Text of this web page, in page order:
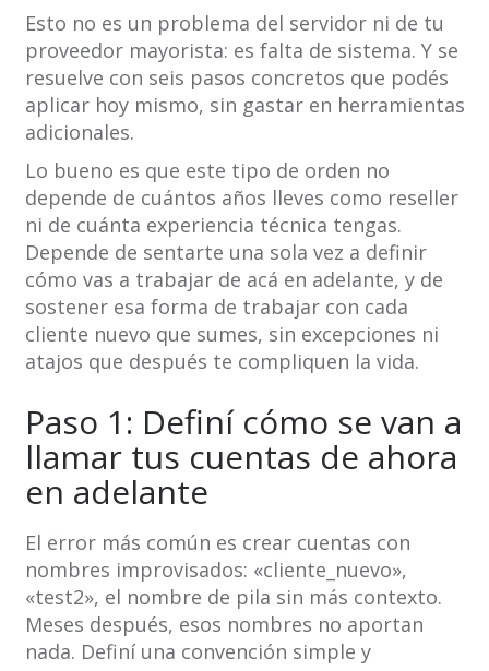
Esto no es un problema del servidor ni de tu
proveedor mayorista: es falta de sistema. Y se
resuelve con seis pasos concretos que podés
aplicar hoy mismo, sin gastar en herramientas
adicionales.
Lo bueno es que este tipo de orden no
depende de cuántos años lleves como reseller
ni de cuánta experiencia técnica tengas.
Depende de sentarte una sola vez a definir
cómo vas a trabajar de acá en adelante, y de
sostener esa forma de trabajar con cada
cliente nuevo que sumes, sin excepciones ni
atajos que después te compliquen la vida.
Paso 1: Definí cómo se van a
llamar tus cuentas de ahora
en adelante
El error más común es crear cuentas con
nombres improvisados: «cliente_nuevo»,
«test2», el nombre de pila sin más contexto.
Meses después, esos nombres no aportan
nada. Definí una convención simple y